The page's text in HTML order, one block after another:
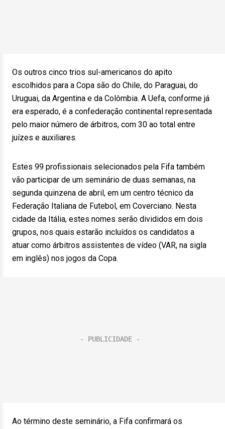
Os outros cinco trios sul-americanos do apito
escolhidos para a Copa são do Chile, do Paraguai, do
Uruguai, da Argentina e da Colômbia. A Uefa, conforme já
era esperado, é a confederação continental representada
pelo maior número de árbitros, com 30 ao total entre
juízes e auxiliares.
Estes 99 profissionais selecionados pela Fifa também
vão participar de um seminário de duas semanas, na
segunda quinzena de abril, em um centro técnico da
Federação Italiana de Futebol, em Coverciano. Nesta
cidade da Itália, estes nomes serão divididos em dois
grupos, nos quais estarão incluídos os candidatos a
atuar como árbitros assistentes de vídeo (VAR, na sigla
em inglês) nos jogos da Copa.
Ao término deste seminário, a Fifa confirmará os